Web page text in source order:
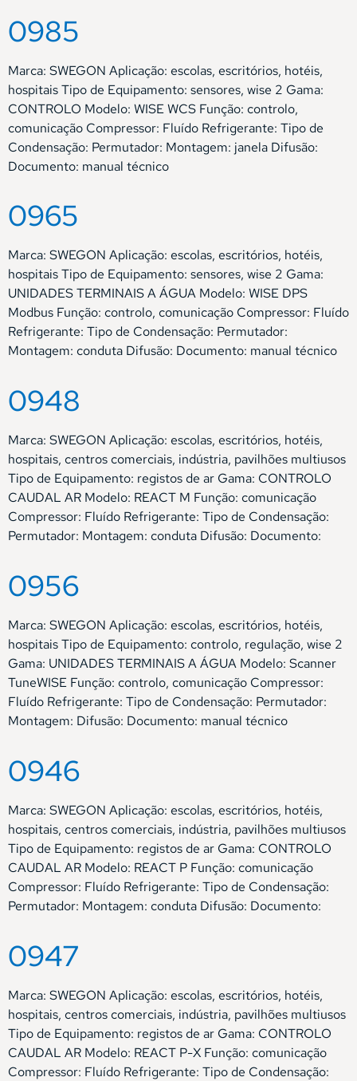
0985
Marca: SWEGON Aplicação: escolas, escritórios, hotéis,
hospitais Tipo de Equipamento: sensores, wise 2 Gama:
CONTROLO Modelo: WISE WCS Função: controlo,
comunicação Compressor: Fluído Refrigerante: Tipo de
Condensação: Permutador: Montagem: janela Difusão:
Documento: manual técnico
0965
Marca: SWEGON Aplicação: escolas, escritórios, hotéis,
hospitais Tipo de Equipamento: sensores, wise 2 Gama:
UNIDADES TERMINAIS A ÁGUA Modelo: WISE DPS
Modbus Função: controlo, comunicação Compressor: Fluído
Refrigerante: Tipo de Condensação: Permutador:
Montagem: conduta Difusão: Documento: manual técnico
0948
Marca: SWEGON Aplicação: escolas, escritórios, hotéis,
hospitais, centros comerciais, indústria, pavilhões multiusos
Tipo de Equipamento: registos de ar Gama: CONTROLO
CAUDAL AR Modelo: REACT M Função: comunicação
Compressor: Fluído Refrigerante: Tipo de Condensação:
Permutador: Montagem: conduta Difusão: Documento:
0956
Marca: SWEGON Aplicação: escolas, escritórios, hotéis,
hospitais Tipo de Equipamento: controlo, regulação, wise 2
Gama: UNIDADES TERMINAIS A ÁGUA Modelo: Scanner
TuneWISE Função: controlo, comunicação Compressor:
Fluído Refrigerante: Tipo de Condensação: Permutador:
Montagem: Difusão: Documento: manual técnico
0946
Marca: SWEGON Aplicação: escolas, escritórios, hotéis,
hospitais, centros comerciais, indústria, pavilhões multiusos
Tipo de Equipamento: registos de ar Gama: CONTROLO
CAUDAL AR Modelo: REACT P Função: comunicação
Compressor: Fluído Refrigerante: Tipo de Condensação:
Permutador: Montagem: conduta Difusão: Documento:
0947
Marca: SWEGON Aplicação: escolas, escritórios, hotéis,
hospitais, centros comerciais, indústria, pavilhões multiusos
Tipo de Equipamento: registos de ar Gama: CONTROLO
CAUDAL AR Modelo: REACT P-X Função: comunicação
Compressor: Fluído Refrigerante: Tipo de Condensação: